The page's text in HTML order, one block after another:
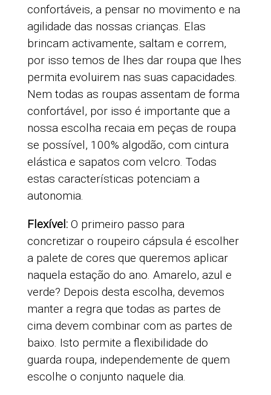
confortáveis, a pensar no movimento e na
agilidade das nossas crianças. Elas
brincam activamente, saltam e correm,
por isso temos de lhes dar roupa que lhes
permita evoluirem nas suas capacidades.
Nem todas as roupas assentam de forma
confortável, por isso é importante que a
nossa escolha recaia em peças de roupa
se possível, 100% algodão, com cintura
elástica e sapatos com velcro. Todas
estas características potenciam a
autonomia.
Flexível: O primeiro passo para
concretizar o roupeiro cápsula é escolher
a palete de cores que queremos aplicar
naquela estação do ano. Amarelo, azul e
verde? Depois desta escolha, devemos
manter a regra que todas as partes de
cima devem combinar com as partes de
baixo. Isto permite a flexibilidade do
guarda roupa, independemente de quem
escolhe o conjunto naquele dia.